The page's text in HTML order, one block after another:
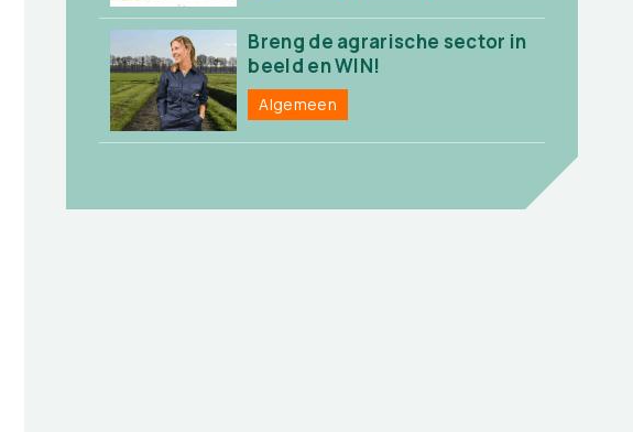
Breng de agrarische sector in
beeld en WIN!
Algemeen